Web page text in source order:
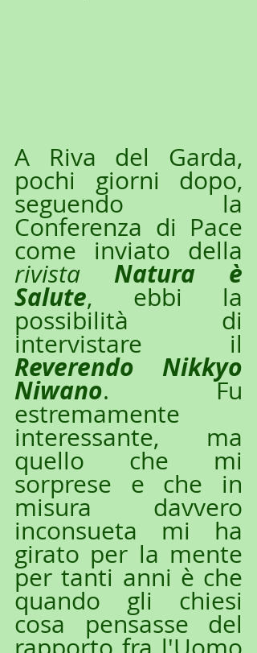
A Riva del Garda,
pochi giorni dopo,
seguendo la
Conferenza di Pace
rivista Natura è
Salute, ebbi la
possibilità di
Reverendo Nikkyo
Niwano. Fu
estremamente
interessante, ma
quello che mi
sorprese e che in
misura davvero
inconsueta mi ha
girato per la mente
per tanti anni è che
quando gli chiesi
cosa pensasse del